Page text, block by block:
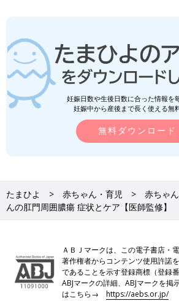
妊娠日数や生後日数に合った情報を
妊娠中から産後まで長く使える無
無料ダウンロード
たまひよ 赤ちゃん・育児 赤ちゃ
んの肛門周囲膿瘍 症状とケア【医師監修】
ＡＢＪマークは、この電子書店・
著作権者からコンテンツ使用許諾
であることを示す登録商標（登録
ABJマークの詳細、ABJマークを掲
はこちら→https://aebs.or.jp/